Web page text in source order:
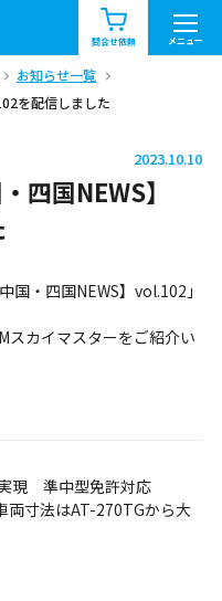
問合せ依頼 メニュー
お知らせ一覧
お問合せ
関東
お知らせ一覧
を配信しました
2023.10.10
四国NEWS】
国・四国NEWS】vol.102」
スカイマスターをご紹介い
現 準中型免許対応
寸法はAT-270TGから大